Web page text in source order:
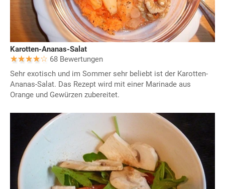
Karotten-Ananas-Salat
68 Bewertungen
Sehr exotisch und im Sommer sehr beliebt ist der Karotten-
Ananas-Salat. Das Rezept wird mit einer Marinade aus
Orange und Gewürzen zubereitet.